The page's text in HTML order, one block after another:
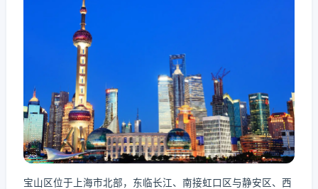
宝山区位于上海市北部，东临长江、南接虹口区与静安区、西